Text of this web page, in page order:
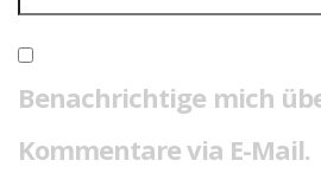
Benachrichtige mich
Kommentare via E-Mail.